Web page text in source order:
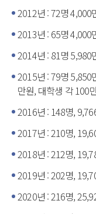
2012년 : 72명 4,000
2013년 : 65명 4,000
2014년 : 81명 5,980
2015년 : 79명
만원, 대학생 각 100
2016년 : 148명,
2017년 : 210명,
2018년 : 212명,
2019년 : 202명,
2020년 : 216명,